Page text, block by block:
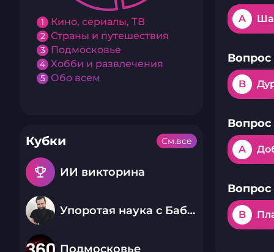
1 Кино, сериалы, ТВ
2 Страны и путешествия
3 Подмосковье
4 Хобби и развлечения
5 Обо всем
Кубки
emoji_events ИИ викторина
Упоротая наука с Бабаем Лютым
Подмосковье
См.все
A
Вопрос
B
Вопрос
A
Вопрос
B